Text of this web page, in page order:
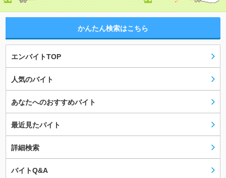
かんたん検索はこちら
エンバイトTOP
人気のバイト
あなたへのおすすめバイト
最近見たバイト
詳細検索
バイトQ&A